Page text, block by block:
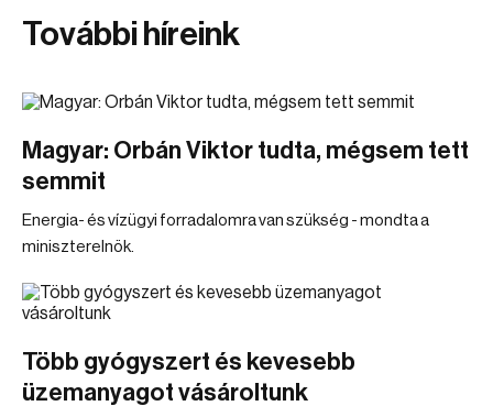
További híreink
Magyar: Orbán Viktor tudta, mégsem tett
semmit
Energia- és vízügyi forradalomra van szükség - mondta a
miniszterelnök.
Több gyógyszert és kevesebb
üzemanyagot vásároltunk